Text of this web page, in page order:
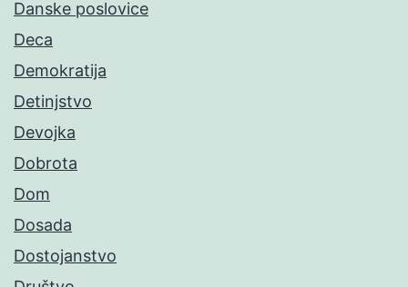
Danske poslovice
Deca
Demokratija
Detinjstvo
Devojka
Dobrota
Dom
Dosada
Dostojanstvo